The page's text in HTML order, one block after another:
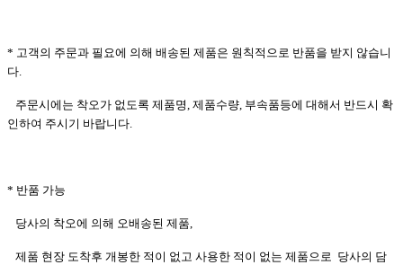
* 고객의 주문과 필요에 의해 배송된 제품은 원칙적으로 반품을 받지 않습니
다.
주문시에는 착오가 없도록 제품명, 제품수량, 부속품등에 대해서 반드시 확
인하여 주시기 바랍니다.
* 반품 가능
당사의 착오에 의해 오배송된 제품,
제품 현장 도착후 개봉한 적이 없고 사용한 적이 없는 제품으로 당사의 담